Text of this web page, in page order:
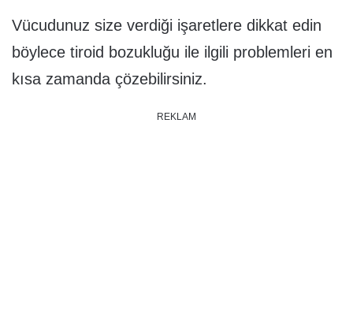
Vücudunuz size verdiği işaretlere dikkat edin
böylece tiroid bozukluğu ile ilgili problemleri en
kısa zamanda çözebilirsiniz.
REKLAM